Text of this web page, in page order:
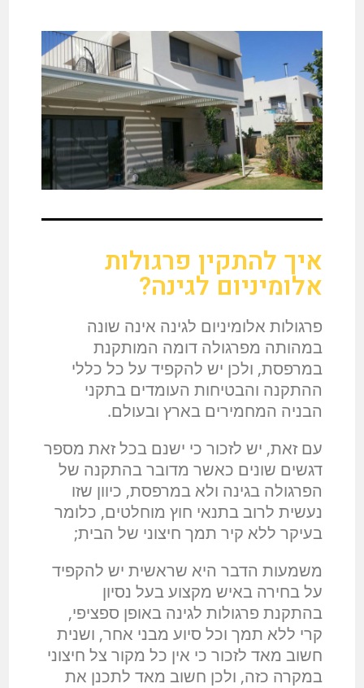
איך להתקין פרגולות
אלומיניום לגינה?
פרגולות אלומיניום לגינה אינה שונה
במהותה מפרגולה דומה המותקנת
במרפסת, ולכן יש להקפיד על כל כללי
ההתקנה והבטיחות העומדים בתקני
הבניה המחמירים בארץ ובעולם.
עם זאת, יש לזכור כי ישנם בכל זאת מספר
דגשים שונים כאשר מדובר בהתקנה של
הפרגולה בגינה ולא במרפסת, כיוון שזו
נעשית לרוב בתנאי חוץ מוחלטים, כלומר
בעיקר ללא קיר תמך חיצוני של הבית;
משמעות הדבר היא שראשית יש להקפיד
על בחירה באיש מקצוע בעל נסיון
בהתקנת פרגולות לגינה באופן ספציפי,
קרי ללא תמך וכל סיוע מבני אחר, ושנית
חשוב מאד לזכור כי אין כל מקור צל חיצוני
במקרה כזה, ולכן חשוב מאד לתכנן את